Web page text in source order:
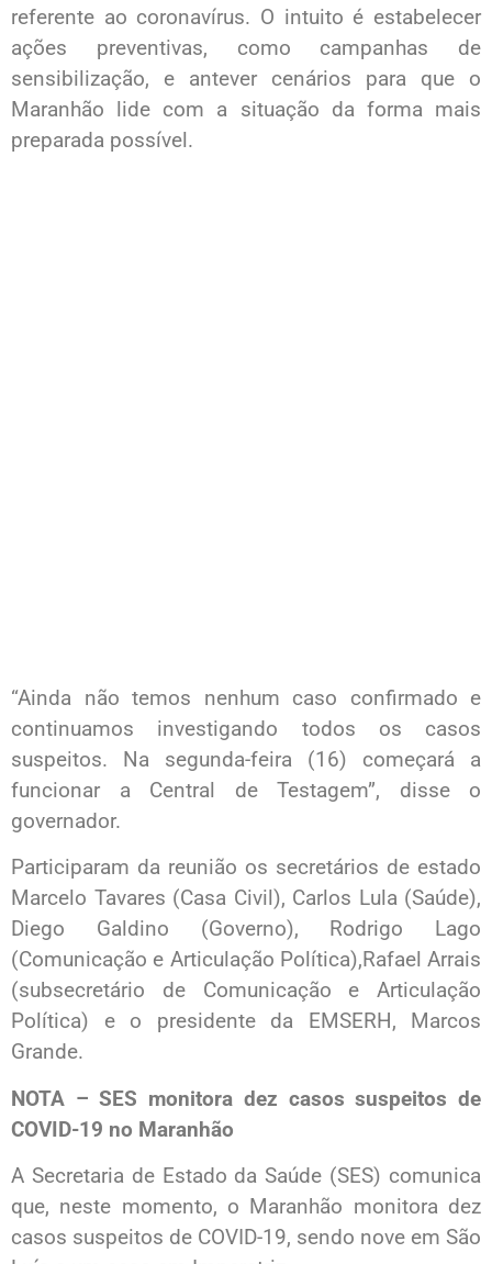
referente ao coronavírus. O intuito é estabelecer
ações preventivas, como campanhas de
sensibilização, e antever cenários para que o
Maranhão lide com a situação da forma mais
preparada possível.
“Ainda não temos nenhum caso confirmado e
continuamos investigando todos os casos
suspeitos. Na segunda-feira (16) começará a
funcionar a Central de Testagem”, disse o
governador.
Participaram da reunião os secretários de estado
Marcelo Tavares (Casa Civil), Carlos Lula (Saúde),
Diego Galdino (Governo), Rodrigo Lago
(Comunicação e Articulação Política),Rafael Arrais
(subsecretário de Comunicação e Articulação
Política) e o presidente da EMSERH, Marcos
Grande.
NOTA – SES monitora dez casos suspeitos de
COVID-19 no Maranhão
A Secretaria de Estado da Saúde (SES) comunica
que, neste momento, o Maranhão monitora dez
casos suspeitos de COVID-19, sendo nove em São